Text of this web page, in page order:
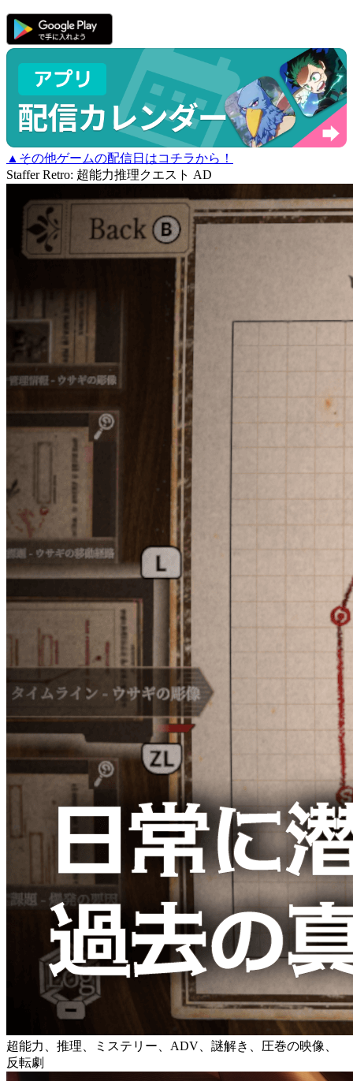
▲その他ゲームの配信日はコチラから！
Staffer Retro: 超能力推理クエスト AD
超能力、推理、ミステリー、ADV、謎解き、圧巻の映像、
反転劇